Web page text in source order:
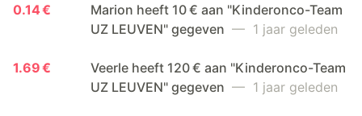
0.14 €
Marion heeft 10 € aan "Kinderonco-Team
UZ LEUVEN" gegeven — 1 jaar geleden
1.69 €
Veerle heeft 120 € aan "Kinderonco-Team
UZ LEUVEN" gegeven — 1 jaar geleden